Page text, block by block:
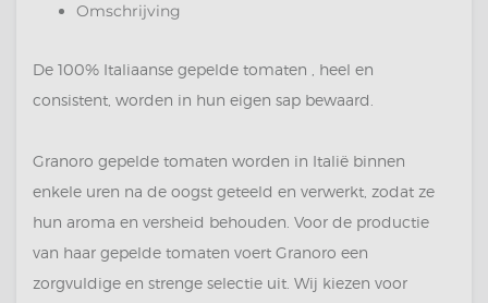
Omschrijving
De 100% Italiaanse gepelde tomaten , heel en
consistent, worden in hun eigen sap bewaard.
Granoro gepelde tomaten worden in Italië binnen
enkele uren na de oogst geteeld en verwerkt, zodat ze
hun aroma en versheid behouden. Voor de productie
van haar gepelde tomaten voert Granoro een
zorgvuldige en strenge selectie uit. Wij kiezen voor